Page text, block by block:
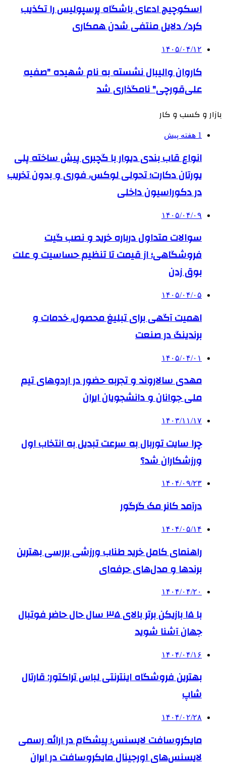
اسکوچیچ ادعای باشگاه پرسپولیس را تکذیب
کرد/ دلایل منتفی شدن همکاری
۱۴۰۵/۰۴/۱۲
کاروان والیبال نشسته به نام شهیده "صفیه
علی‌قورچی" نامگذاری شد
بازار و کسب و کار
1 هفته پیش
انواع قاب بندی دیوار با گچبری پیش ساخته پلی
یورتان دکارت؛ تحولی لوکس، فوری و بدون تخریب
در دکوراسیون داخلی
۱۴۰۵/۰۴/۰۹
سوالات متداول درباره خرید و نصب گیت
فروشگاهی؛ از قیمت تا تنظیم حساسیت و علت
بوق زدن
۱۴۰۵/۰۴/۰۵
اهمیت آگهی برای تبلیغ محصول، خدمات و
برندینگ در صنعت
۱۴۰۵/۰۴/۰۱
مهدی سالاروند و تجربه حضور در اردوهای تیم
ملی جوانان و دانشجویان ایران
۱۴۰۳/۱۱/۱۷
چرا سایت توربال به ‌سرعت تبدیل به انتخاب اول
ورزشکاران شد؟
۱۴۰۴/۰۹/۲۳
درآمد کانر مک گرگور
۱۴۰۴/۰۵/۱۴
راهنمای کامل خرید طناب ورزشی بررسی بهترین
برندها و مدل‌های حرفه‌ای
۱۴۰۴/۰۴/۲۰
با ۱۵ بازیکن برتر بالای ۳۵ سال حال حاضر فوتبال
جهان آشنا شوید
۱۴۰۴/۰۴/۱۶
بهترین فروشگاه اینترنتی لباس تراکتور: قارتال
شاپ
۱۴۰۴/۰۲/۲۸
مایکروسافت لایسنس؛ پیشگام در ارائه رسمی
لایسنس‌های اورجینال مایکروسافت در ایران